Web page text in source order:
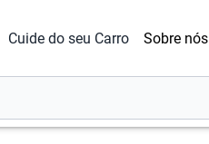
Cuide do seu Carro Sobre nós